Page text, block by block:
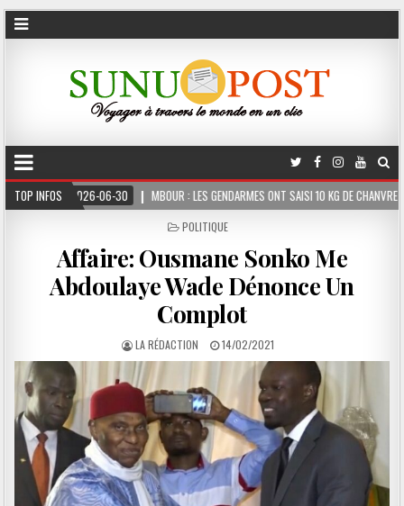
TOP INFOS
30 MBOUR : LES GENDARMES ONT SAISI 10 KG DE CHANVRE INDIEN DISSIMULÉS
POSTED
POLITIQUE
Affaire: Ousmane Sonko Me
Abdoulaye Wade Dénonce Un
Complot
LA RÉDACTION 14/02/2021